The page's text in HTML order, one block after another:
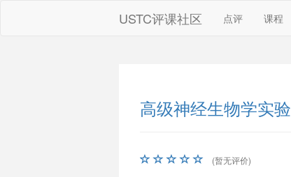
USTC评课社区 点评 课程
高级神经生物学实验
(暂无评价)